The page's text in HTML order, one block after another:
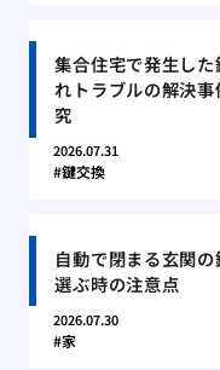
集合住宅で発生した
れトラブルの解決事
究
2026.07.31
鍵交換
自動で閉まる玄関の
選ぶ時の注意点
2026.07.30
家